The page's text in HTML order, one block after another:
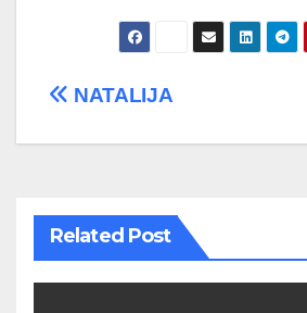
Post
navigation
NATALIJA
Related Post